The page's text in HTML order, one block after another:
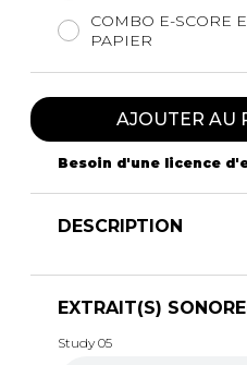
COMBO E-SCORE
PAPIER
AJOUTER AU
Besoin d'une licence
DESCRIPTION
EXTRAIT(S)
Study 05